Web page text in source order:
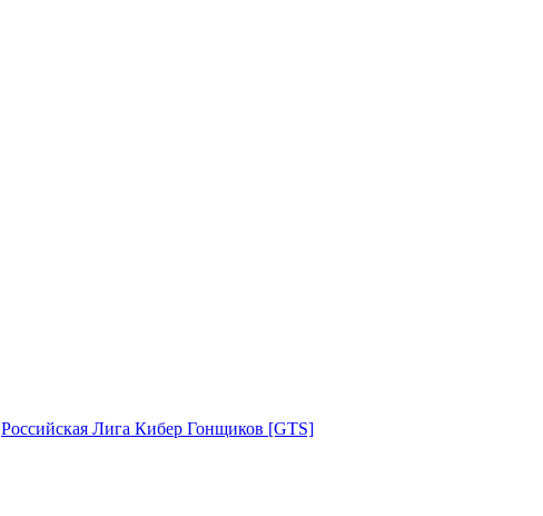
Российская Лига Кибер Гонщиков [GTS]